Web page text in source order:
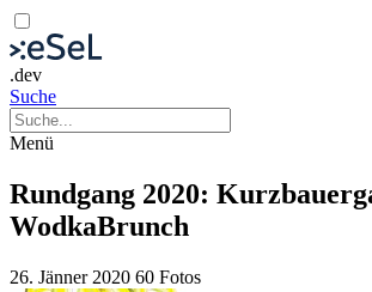
.dev
Suche
Menü
Rundgang 2020:
WodkaBrunch
26. Jänner 2020 60 Fotos